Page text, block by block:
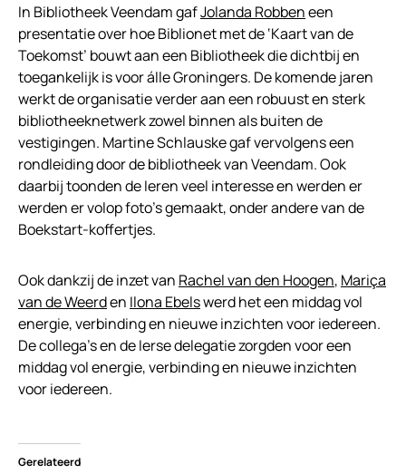
In Bibliotheek Veendam gafJolanda Robbeneen
presentatie over hoe Biblionet met de ‘Kaart van de
Toekomst’ bouwt aan een Bibliotheek die dichtbij en
toegankelijk is voor álle Groningers. De komende jaren
werkt de organisatie verder aan een robuust en sterk
bibliotheeknetwerk zowel binnen als buiten de
vestigingen. Martine Schlauske gaf vervolgens een
rondleiding door de bibliotheek van Veendam. Ook
daarbij toonden de Ieren veel interesse en werden er
werden er volop foto’s gemaakt, onder andere van de
Boekstart-koffertjes.
Ook dankzij de inzet van Rachel van den Hoogen, Mariça
van de Weerden Ilona Ebelswerd het een middag vol
energie, verbinding en nieuwe inzichten voor iedereen.
De collega’s en de Ierse delegatie zorgden voor een
middag vol energie, verbinding en nieuwe inzichten
voor iedereen.
Gerelateerd